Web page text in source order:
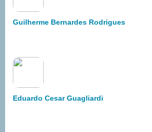
Guilherme Bernardes Rodrigues
Eduardo Cesar Guagliardi